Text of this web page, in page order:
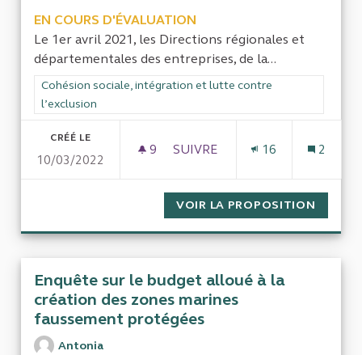
EN COURS D'ÉVALUATION
Le 1er avril 2021, les Directions régionales et
départementales des entreprises, de la...
Filtrer les résultats de la catégorie : Cohésion sociale,
Cohésion sociale, intégration et lutte contre
l’exclusion
CRÉÉ LE
10/03/2022
9 9 ABONNÉS
SUIVRE
16 2
VOIR LA PROPOSITION
Enquête sur le budget alloué à la
création des zones marines
faussement protégées
Antonia